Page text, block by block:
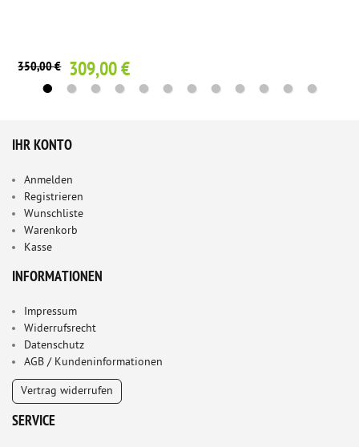
350,00 € 309,00 €
IHR KONTO
Anmelden
Registrieren
Wunschliste
Warenkorb
Kasse
INFORMATIONEN
Impressum
Widerrufsrecht
Datenschutz
AGB / Kundeninformationen
Vertrag widerrufen
SERVICE